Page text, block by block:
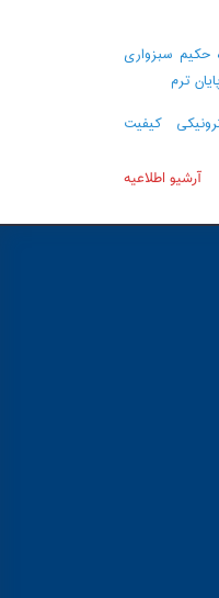
حکیم سبزواری
ترم
کیفیت
آرشیو اطلاعیه